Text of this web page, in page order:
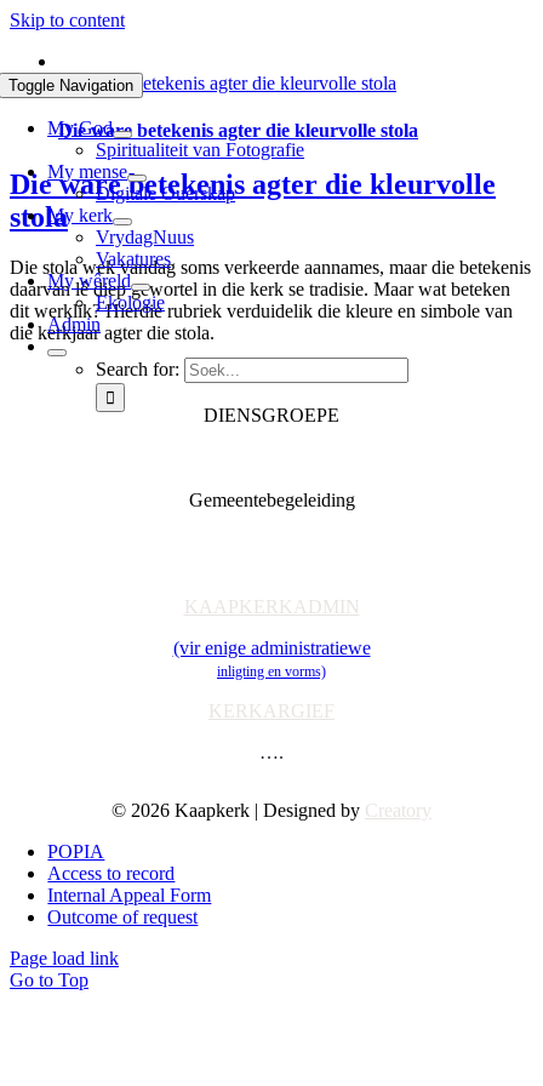
Skip to content
Toggle Navigation
My God
Spiritualiteit van Fotografie
My mense
Digitale Ouerskap
My kerk
VrydagNuus
Vakatures
My wêreld
Ekologie
Admin
Search for:
Die ware betekenis agter die kleurvolle stola
Die ware betekenis agter die kleurvolle stola
Die ware betekenis agter die kleurvolle
stola
Die stola wek vandag soms verkeerde aannames, maar die betekenis
daarvan lê diep gewortel in die kerk se tradisie. Maar wat beteken
dit werklik? Hierdie rubriek verduidelik die kleure en simbole van
die kerkjaar agter die stola.
DIENSGROEPE
Gemeentebegeleiding
KAAPKERKADMIN
(vir enige administratiewe
inligting en vorms)
KERKARGIEF
….
© 2026 Kaapkerk | Designed by Creatory
POPIA
Access to record
Internal Appeal Form
Outcome of request
Page load link
Go to Top